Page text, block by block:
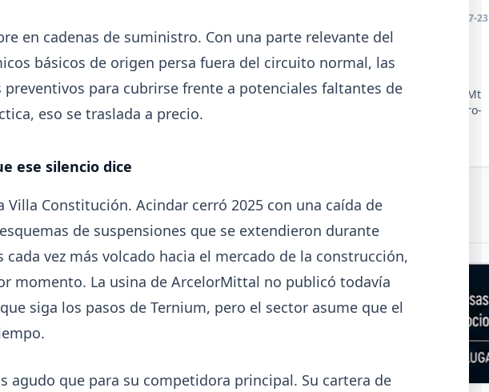
la
4,6%
baja de 5,7% en
uno de los
2026-07-23
Producción Mundial de Acero – Junio
2026
La producción mundial de acero crudo alcanzó 155,7 Mt
en junio 2026 (+1,7% i.a.), mientras el acumulado enero-
3 4 5 6 8 9 10 11 12 13
en cadenas de suministro. Con una parte relevante del
básicos de origen persa fuera del circuito normal, las
preventivos para cubrirse frente a potenciales faltantes de
eso se traslada a precio.
ese silencio dice
Villa Constitución. Acindar cerró 2025 con una caída de
de suspensiones que se extendieron durante
vez más volcado hacia el mercado de la construcción,
momento. La usina de ArcelorMittal no publicó todavía
siga los pasos de Ternium, pero el sector asume que el
agudo que para su competidora principal. Su cartera de